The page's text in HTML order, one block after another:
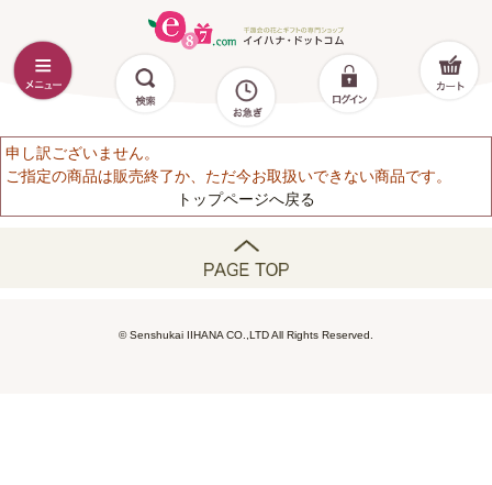
申し訳ございません。
ご指定の商品は販売終了か、ただ今お取扱いできない商品です。
トップページへ戻る
© Senshukai IIHANA CO.,LTD All Rights Reserved.